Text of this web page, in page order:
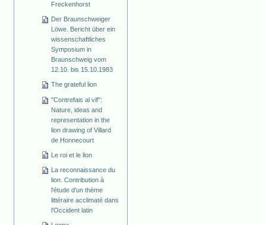
Freckenhorst
Der Braunschweiger
Löwe. Bericht über ein
wissenschaftliches
Symposium in
Braunschweig vom
12.10. bis 15.10.1983
The grateful lion
"Contrefais al vif":
Nature, ideas and
representation in the
lion drawing of Villard
de Honnecourt
Le roi et le lion
La reconnaissance du
lion. Contribution à
l'étude d'un thème
littéraire acclimaté dans
l'Occident latin